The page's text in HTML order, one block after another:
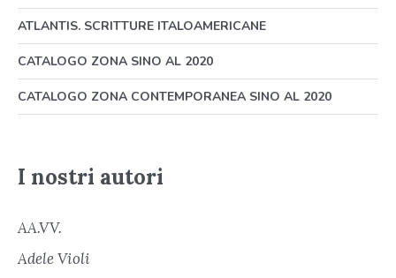
ATLANTIS. SCRITTURE ITALOAMERICANE
CATALOGO ZONA SINO AL 2020
CATALOGO ZONA CONTEMPORANEA SINO AL 2020
I nostri autori
AA.VV.
Adele Violi